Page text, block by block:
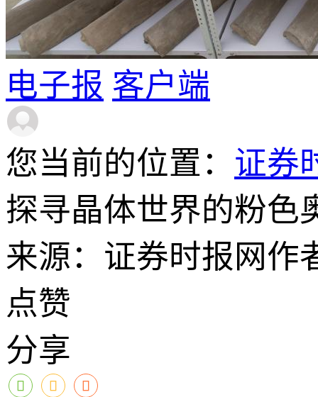
电子报 客户端
您当前的位置： 证券
探寻晶体世界的粉色
来源：证券时报网作
点赞
分享